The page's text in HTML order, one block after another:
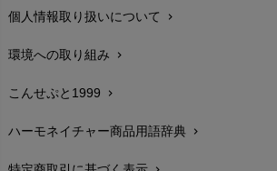
Pantyliners Organics（パンティライナーズ）
plantia（プランティア）
PRISTINE（プリスティン）
MAUD N LIL（モード・ン・リル）
maxomorra（マクソモーラ）
Molo（モロ）
My Little Cozmo（マイリトルコズモ）
サイズ・寸法chevron_right
生地・素材chevron_right
お手入れについて
レビューを書こうchevron_right
個人情報取り扱いについて chevron_right
環境への取り組み chevron_right
こんせぷと1999 chevron_right
ハーモネイチャー商品用語辞典 chevron_right